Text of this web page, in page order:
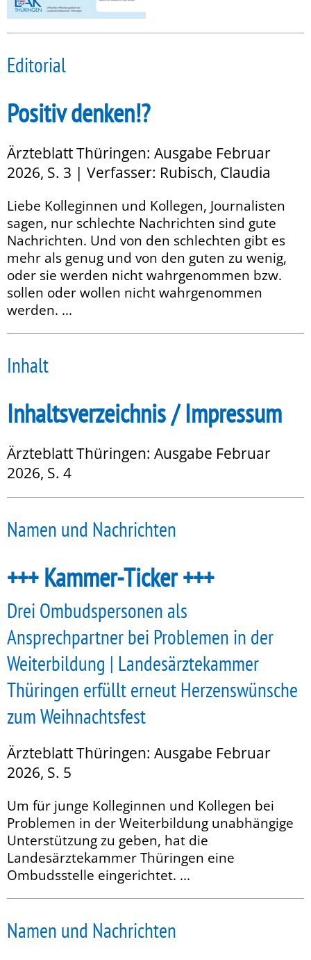
Editorial
Positiv denken!?
Ärzteblatt Thüringen: Ausgabe Februar
2026, S. 3 | Verfasser: Rubisch, Claudia
Liebe Kolleginnen und Kollegen, Journalisten
sagen, nur schlechte Nachrichten sind gute
Nachrichten. Und von den schlechten gibt es
mehr als genug und von den guten zu wenig,
oder sie werden nicht wahrgenommen bzw.
sollen oder wollen nicht wahrgenommen
werden. ...
Inhalt
Inhaltsverzeichnis / Impressum
Ärzteblatt Thüringen: Ausgabe Februar
2026, S. 4
Namen und Nachrichten
+++ Kammer-Ticker +++
Drei Ombudspersonen als
Ansprechpartner bei Problemen in der
Weiterbildung | Landesärztekammer
Thüringen erfüllt erneut Herzenswünsche
zum Weihnachtsfest
Ärzteblatt Thüringen: Ausgabe Februar
2026, S. 5
Um für junge Kolleginnen und Kollegen bei
Problemen in der Weiterbildung unabhängige
Unterstützung zu geben, hat die
Landesärztekammer Thüringen eine
Ombudsstelle eingerichtet. ...
Namen und Nachrichten